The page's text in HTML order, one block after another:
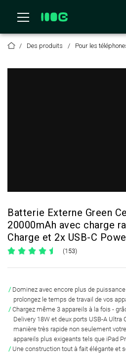
Des produits Pour les
Batterie Externe Green
20000mAh avec charge
Charge et 2x USB-C
(153)
Dominez avec encore plus de puissance
prolongez le temps de travail de vos
Chargez même 3 appareils à la fois -
Delivery 18W et deux ports USB-A Ultra
manière très rapide non seulement
appareils plus exigeants tels que iPad
Une construction tout à fait élégante et